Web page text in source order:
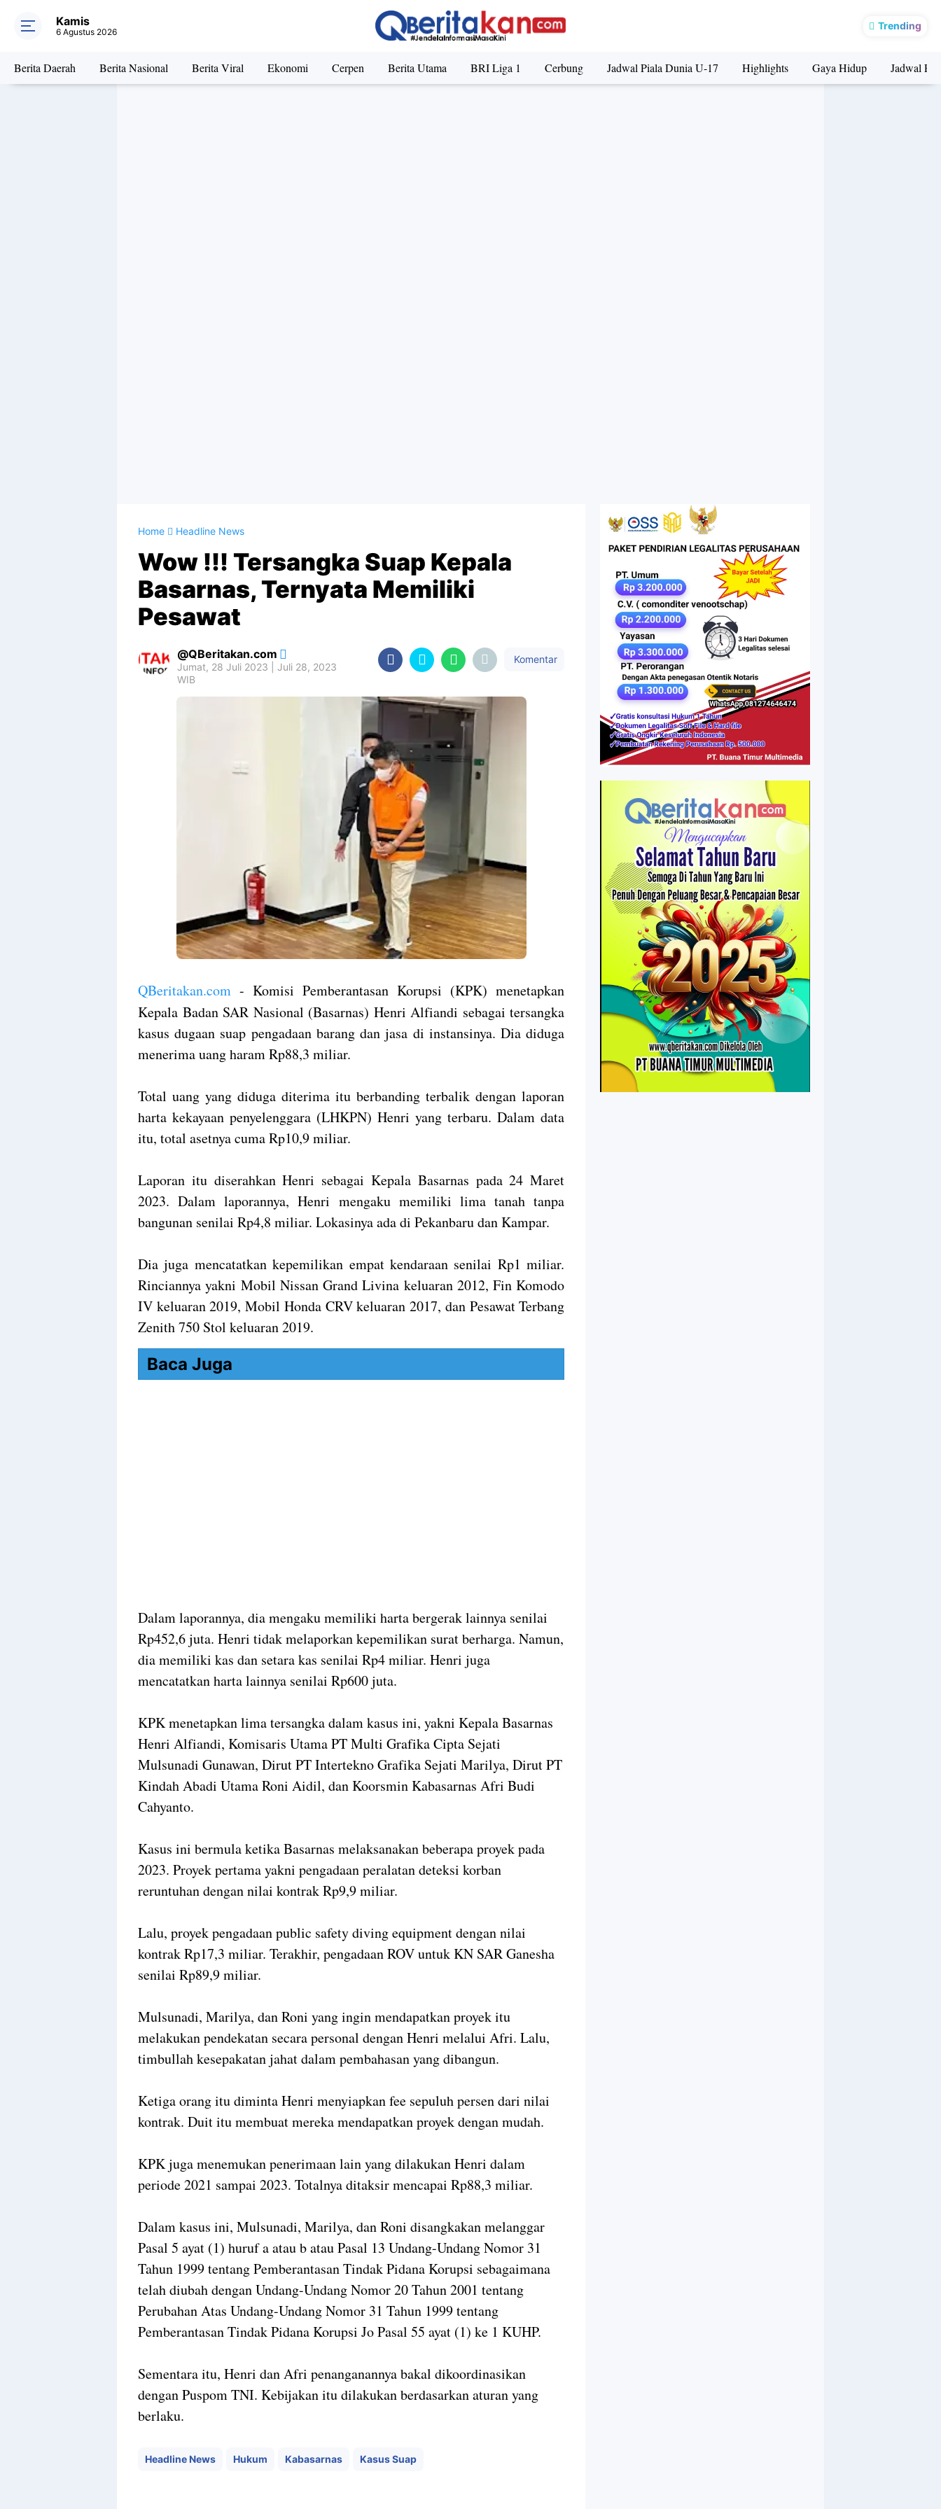
Trending
Kamis
6 Agustus 2026
Berita Daerah Berita Nasional Berita Viral Ekonomi Cerpen Berita Utama BRI Liga 1 Cerbung Jadwal Piala Dunia U-17 Highlights Gaya Hidup Jadwal
Home Headline News
Wow !!! Tersangka Suap Kepala
Basarnas, Ternyata Memiliki
Pesawat
QBeritakan.com
Jumat, 28 Juli 2023 | Juli 28, 2023
WIB
Komentar
QBeritakan.com - Komisi Pemberantasan Korupsi (KPK) menetapkan
Kepala Badan SAR Nasional (Basarnas) Henri Alfiandi sebagai tersangka
kasus dugaan suap pengadaan barang dan jasa di instansinya. Dia diduga
menerima uang haram Rp88,3 miliar.
Total uang yang diduga diterima itu berbanding terbalik dengan laporan
harta kekayaan penyelenggara (LHKPN) Henri yang terbaru. Dalam data
itu, total asetnya cuma Rp10,9 miliar.
Laporan itu diserahkan Henri sebagai Kepala Basarnas pada 24 Maret
2023. Dalam laporannya, Henri mengaku memiliki lima tanah tanpa
bangunan senilai Rp4,8 miliar. Lokasinya ada di Pekanbaru dan Kampar.
Dia juga mencatatkan kepemilikan empat kendaraan senilai Rp1 miliar.
Rinciannya yakni Mobil Nissan Grand Livina keluaran 2012, Fin Komodo
IV keluaran 2019, Mobil Honda CRV keluaran 2017, dan Pesawat Terbang
Zenith 750 Stol keluaran 2019.
Baca Juga
Dalam laporannya, dia mengaku memiliki harta bergerak lainnya senilai
Rp452,6 juta. Henri tidak melaporkan kepemilikan surat berharga. Namun,
dia memiliki kas dan setara kas senilai Rp4 miliar. Henri juga
mencatatkan harta lainnya senilai Rp600 juta.
KPK menetapkan lima tersangka dalam kasus ini, yakni Kepala Basarnas
Henri Alfiandi, Komisaris Utama PT Multi Grafika Cipta Sejati
Mulsunadi Gunawan, Dirut PT Intertekno Grafika Sejati Marilya, Dirut PT
Kindah Abadi Utama Roni Aidil, dan Koorsmin Kabasarnas Afri Budi
Cahyanto.
Kasus ini bermula ketika Basarnas melaksanakan beberapa proyek pada
2023. Proyek pertama yakni pengadaan peralatan deteksi korban
reruntuhan dengan nilai kontrak Rp9,9 miliar.
Lalu, proyek pengadaan public safety diving equipment dengan nilai
kontrak Rp17,3 miliar. Terakhir, pengadaan ROV untuk KN SAR Ganesha
senilai Rp89,9 miliar.
Mulsunadi, Marilya, dan Roni yang ingin mendapatkan proyek itu
melakukan pendekatan secara personal dengan Henri melalui Afri. Lalu,
timbullah kesepakatan jahat dalam pembahasan yang dibangun.
Ketiga orang itu diminta Henri menyiapkan fee sepuluh persen dari nilai
kontrak. Duit itu membuat mereka mendapatkan proyek dengan mudah.
KPK juga menemukan penerimaan lain yang dilakukan Henri dalam
periode 2021 sampai 2023. Totalnya ditaksir mencapai Rp88,3 miliar.
Dalam kasus ini, Mulsunadi, Marilya, dan Roni disangkakan melanggar
Pasal 5 ayat (1) huruf a atau b atau Pasal 13 Undang-Undang Nomor 31
Tahun 1999 tentang Pemberantasan Tindak Pidana Korupsi sebagaimana
telah diubah dengan Undang-Undang Nomor 20 Tahun 2001 tentang
Perubahan Atas Undang-Undang Nomor 31 Tahun 1999 tentang
Pemberantasan Tindak Pidana Korupsi Jo Pasal 55 ayat (1) ke 1 KUHP.
Sementara itu, Henri dan Afri penanganannya bakal dikoordinasikan
dengan Puspom TNI. Kebijakan itu dilakukan berdasarkan aturan yang
berlaku.
Headline News Hukum Kabasarnas Kasus Suap
Wow !!! Tersangka Suap Kepala Basarnas, Ternyata Memiliki Pesawat